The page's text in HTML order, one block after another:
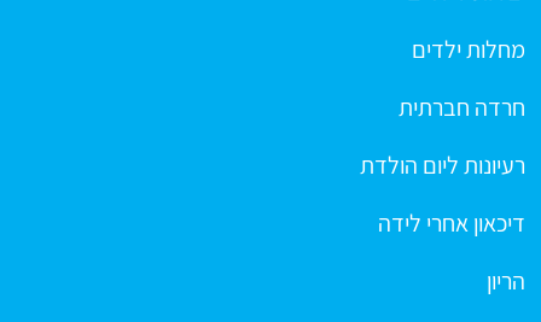
מחלות ילדים
חרדה חברתית
רעיונות ליום הולדת
דיכאון אחרי לידה
הריון